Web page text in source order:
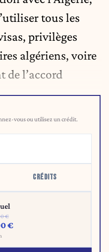
tous les
privilèges
algériens, voire
de l’accord
vous ou utilisez un crédit.
CRÉDITS
€
€